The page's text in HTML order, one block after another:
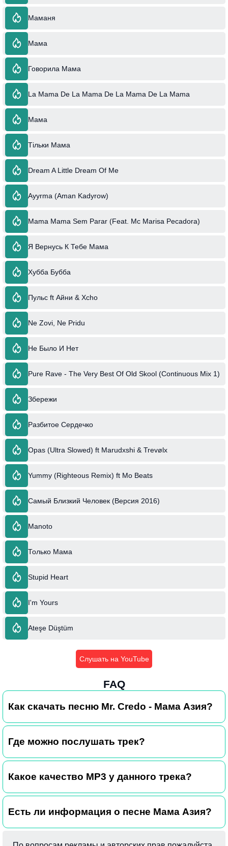
Маманя
Мама
Говорила Мама
La Mama De La Mama De La Mama De La Mama
Мама
Тільки Мама
Dream A Little Dream Of Me
Ayyrma (Aman Kadyrow)
Mama Mama Sem Parar (Feat. Mc Marisa Pecadora)
Я Вернусь К Тебе Мама
Хубба Бубба
Пульс ft Айни & Xcho
Ne Zovi, Ne Pridu
Не Было И Нет
Pure Rave - The Very Best Of Old Skool (Continuous Mix 1)
Збережи
Разбитое Сердечко
Opas (Ultra Slowed) ft Marudxshi & Trevølx
Yummy (Righteous Remix) ft Mo Beats
Самый Близкий Человек (Версия 2016)
Manoto
Только Мама
Stupid Heart
I'm Yours
Ateşe Düştüm
Слушать на YouTube
FAQ
Как скачать песню Mr. Credo - Мама Азия?
Где можно послушать трек?
Какое качество MP3 у данного трека?
Есть ли информация о песне Мама Азия?